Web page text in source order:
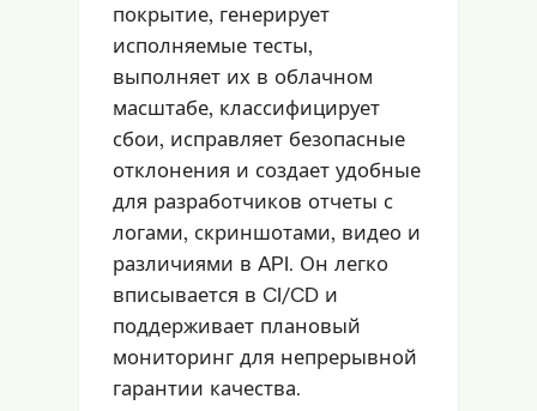
покрытие, генерирует
исполняемые тесты,
выполняет их в облачном
масштабе, классифицирует
сбои, исправляет безопасные
отклонения и создает удобные
для разработчиков отчеты с
логами, скриншотами, видео и
различиями в API. Он легко
вписывается в CI/CD и
поддерживает плановый
мониторинг для непрерывной
гарантии качества.